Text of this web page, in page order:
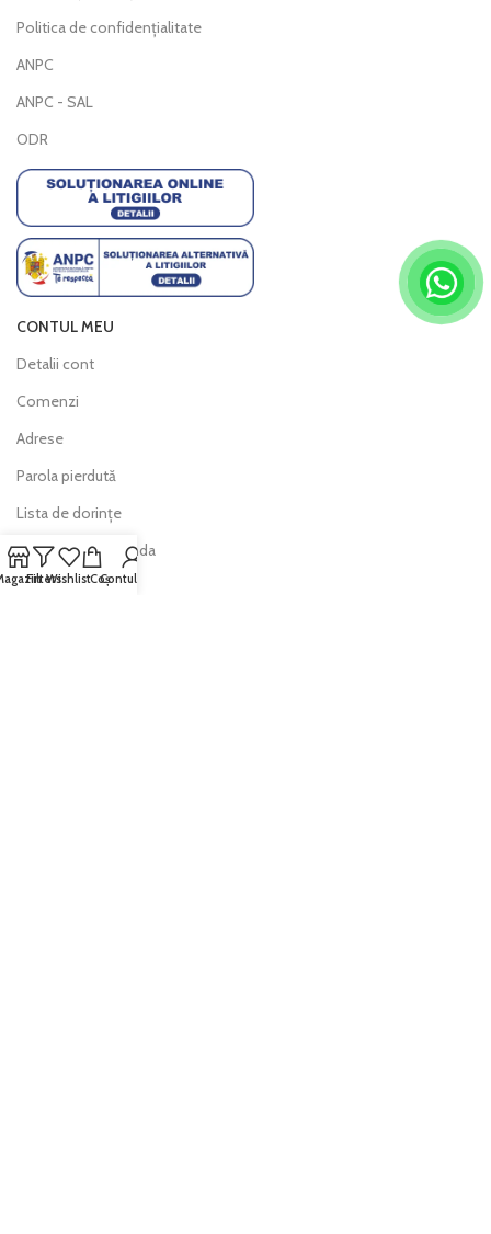
Politica de confidențialitate
ANPC
ANPC - SAL
ODR
CONTUL MEU
Detalii cont
Comenzi
Adrese
Parola pierdută
Lista de dorințe
Urmărește comanda
FiltersWishlistCoșContul meu